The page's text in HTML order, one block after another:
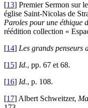
[13] Premier Sermon sur
église Saint-Nicolas de
Paroles pour une éthique
réédition collection «
[14] Les grands penseurs
[15] Id., pp. 67 et 68.
[16] Id., p. 108.
[17] Albert Schweitzer,